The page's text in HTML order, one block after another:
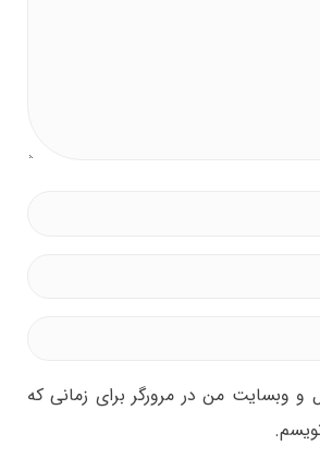
و وبسایت من در مرورگر برای زمانی که